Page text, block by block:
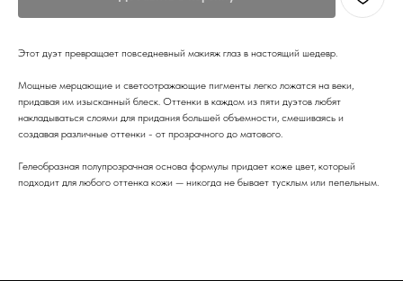
Этот дуэт превращает повседневный макияж глаз в настоящий шедевр.
Мощные мерцающие и светоотражающие пигменты легко ложатся на веки,
придавая им изысканный блеск. Оттенки в каждом из пяти дуэтов любят
накладываться слоями для придания большей объемности, смешиваясь и
создавая различные оттенки - от прозрачного до матового.
Гелеобразная полупрозрачная основа формулы придает коже цвет, который
подходит для любого оттенка кожи — никогда не бывает тусклым или пепельным.